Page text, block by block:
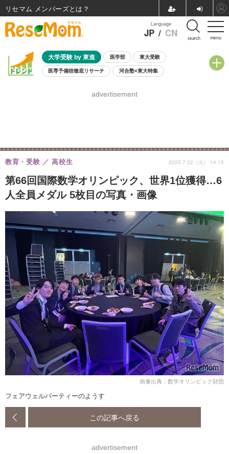
menu
Language
JP / CN search
大学受験 by 東進 医学部 東大受験
医専予備校徹底リサーチ 河合塾×東大特集
8月開催学校説明会・相談会
advertisement
第66回国際数学オリンピック、世界1位獲得…6
人全員メダル 5枚目の写真・画像
教育・受験 高校生 2025.7.22（火） 14:15
画像出典：数学オリンピック財団
フェアウェルパーティーのようす
この記事へ戻る
advertisement
リセマム メンバーズ